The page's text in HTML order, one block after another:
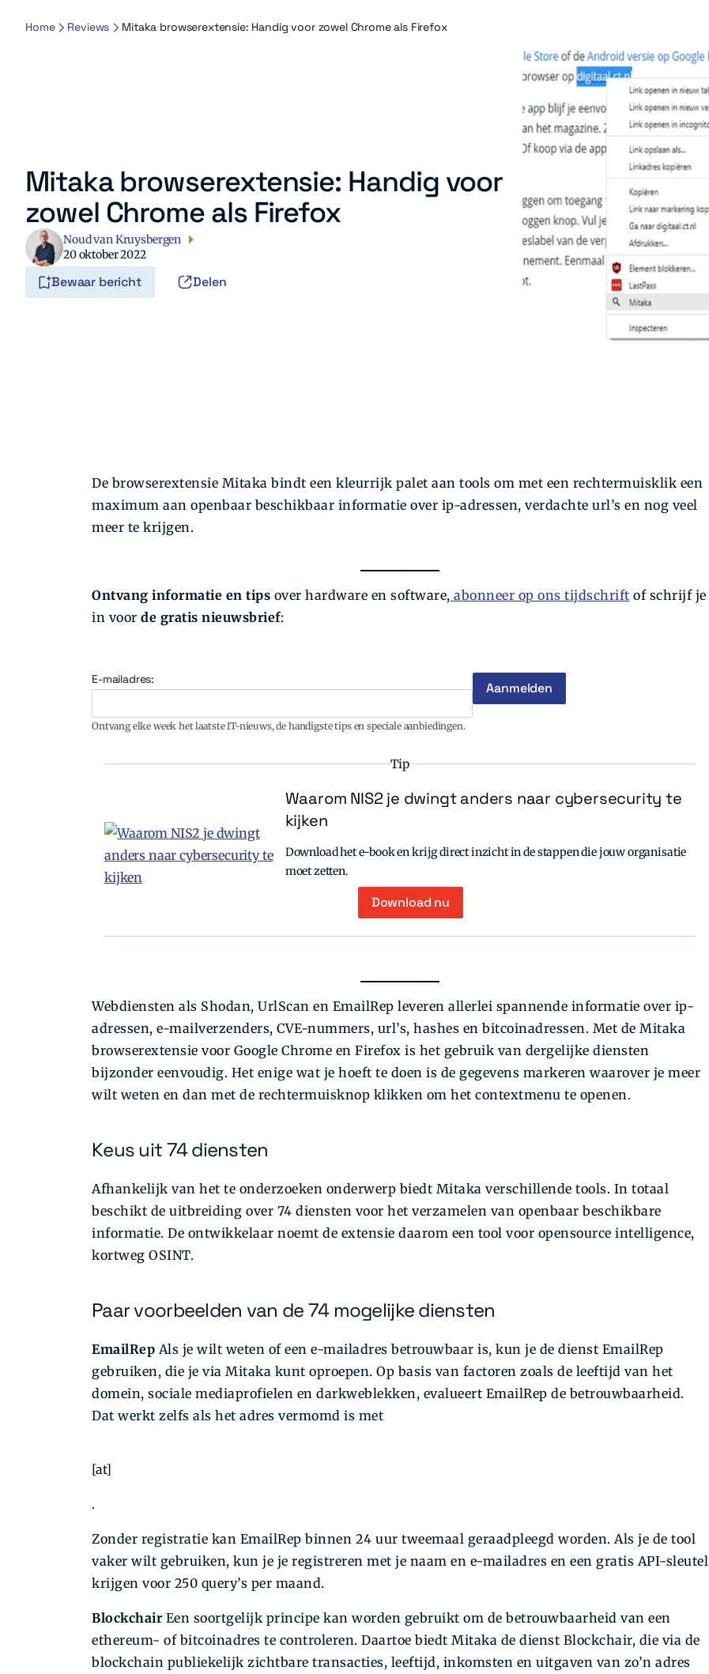
Home Reviews Mitaka browserextensie: Handig voor zowel Chrome als Firefox
Mitaka browserextensie: Handig voor
zowel Chrome als Firefox
Noud van Kruysbergen
20 oktober 2022
Bewaar bericht Delen
De browserextensie Mitaka bindt een kleurrijk palet aan tools om met een rechtermuisklik een
maximum aan openbaar beschikbaar informatie over ip-adressen, verdachte url’s en nog veel
meer te krijgen.
Ontvang informatie en tips over hardware en software, abonneer op ons tijdschrift of schrijf je
in voor de gratis nieuwsbrief:
E-mailadres:
Ontvang elke week het laatste IT-nieuws, de handigste tips en speciale aanbiedingen.
Tip
Waarom NIS2 je dwingt anders naar cybersecurity te
kijken
Download het e-book en krijg direct inzicht in de stappen die jouw organisatie
moet zetten.
Download nu
Webdiensten als Shodan, UrlScan en EmailRep leveren allerlei spannende informatie over ip-
adressen, e-mailverzenders, CVE-nummers, url’s, hashes en bitcoinadressen. Met de Mitaka
browserextensie voor Google Chrome en Firefox is het gebruik van dergelijke diensten
bijzonder eenvoudig. Het enige wat je hoeft te doen is de gegevens markeren waarover je meer
wilt weten en dan met de rechtermuisknop klikken om het contextmenu te openen.
Keus uit 74 diensten
Afhankelijk van het te onderzoeken onderwerp biedt Mitaka verschillende tools. In totaal
beschikt de uitbreiding over 74 diensten voor het verzamelen van openbaar beschikbare
informatie. De ontwikkelaar noemt de extensie daarom een tool voor opensource intelligence,
kortweg OSINT.
Paar voorbeelden van de 74 mogelijke diensten
EmailRep Als je wilt weten of een e-mailadres betrouwbaar is, kun je de dienst EmailRep
gebruiken, die je via Mitaka kunt oproepen. Op basis van factoren zoals de leeftijd van het
domein, sociale mediaprofielen en darkweblekken, evalueert EmailRep de betrouwbaarheid.
Dat werkt zelfs als het adres vermomd is met
[at]
.
Zonder registratie kan EmailRep binnen 24 uur tweemaal geraadpleegd worden. Als je de tool
vaker wilt gebruiken, kun je je registreren met je naam en e-mailadres en een gratis API-sleutel
krijgen voor 250 query’s per maand.
BlockchairEen soortgelijk principe kan worden gebruikt om de betrouwbaarheid van een
ethereum- of bitcoinadres te controleren. Daartoe biedt Mitaka de dienst Blockchair, die via de
blockchain publiekelijk zichtbare transacties, leeftijd, inkomsten en uitgaven van zo’n adres